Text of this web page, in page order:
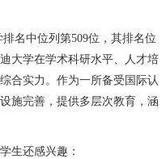
名中位列第509位，其排名位
大学在学术科研水平、人才培
合实力。作为一所备受国际认
施完善，提供多层次教育，涵
生还感兴趣：